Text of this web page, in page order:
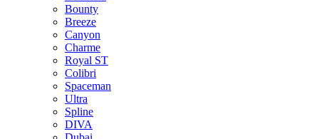
Bounty
Breeze
Canуon
Charme
Royal ST
Colibri
Spaceman
Ultra
Spline
DIVA